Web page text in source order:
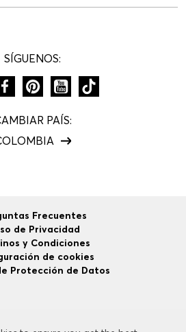
SÍGUENOS:
PAÍS:
Frecuentes
de Privacidad
y Condiciones
de cookies
Protección de Datos
Todos los Derechos Reservados.